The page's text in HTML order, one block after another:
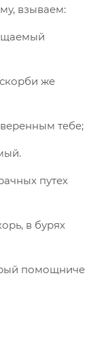
взываем:
же
тебе;
путех
в бурях
помощниче